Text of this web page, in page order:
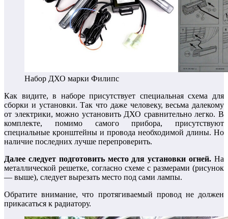
Набор ДХО марки Филипс
Как видите, в наборе присутствует специальная схема для
сборки и установки. Так что даже человеку, весьма далекому
от электрики, можно установить ДХО сравнительно легко. В
комплекте, помимо самого прибора, присутствуют
специальные кронштейны и провода необходимой длины. Но
наличие последних лучше перепроверить.
Далее следует подготовить место для установки огней. На
металлической решетке, согласно схеме с размерами (рисунок
— выше), следует вырезать место под сами лампы.
Обратите внимание, что протягиваемый провод не должен
прикасаться к радиатору.